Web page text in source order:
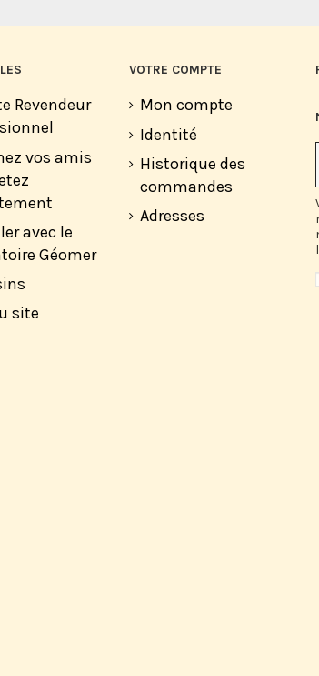
Revendeur
vos amis
avec le
Géomer
site
VOTRE COMPTE
Mon compte
Identité
Historique des
commandes
Adresses